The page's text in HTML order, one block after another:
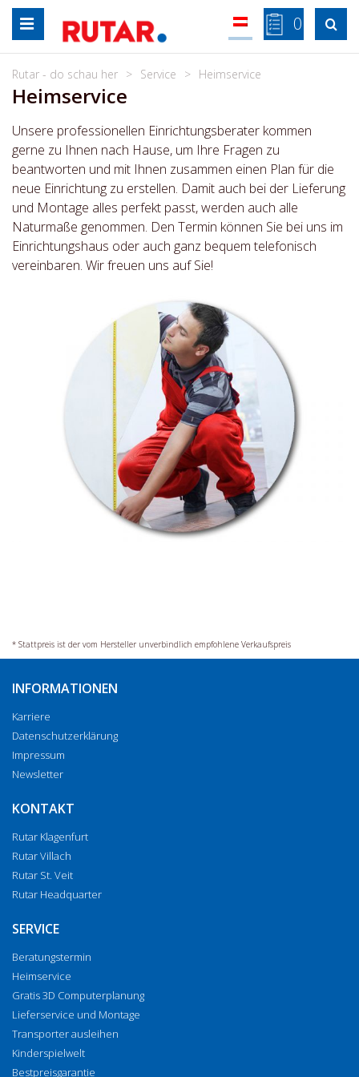
Zum
Inhalt
0 
Rutar - do schau her Service Heimservice
Heimservice
Unsere professionellen Einrichtungsberater kommen
gerne zu Ihnen nach Hause, um Ihre Fragen zu
beantworten und mit Ihnen zusammen einen Plan für die
neue Einrichtung zu erstellen. Damit auch bei der Lieferung
und Montage alles perfekt passt, werden auch alle
Naturmaße genommen. Den Termin können Sie bei uns im
Einrichtungshaus oder auch ganz bequem telefonisch
vereinbaren. Wir freuen uns auf Sie!
* Stattpreis ist der vom Hersteller unverbindlich empfohlene Verkaufspreis
INFORMATIONEN
Karriere
Datenschutzerklärung
Impressum
Newsletter
KONTAKT
Rutar Klagenfurt
Rutar Villach
Rutar St. Veit
Rutar Headquarter
SERVICE
Beratungstermin
Heimservice
Gratis 3D Computerplanung
Lieferservice und Montage
Transporter ausleihen
Kinderspielwelt
Bestpreisgarantie